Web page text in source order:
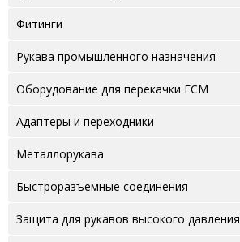
Фитинги
Рукава промышленного назначения
Оборудование для перекачки ГСМ
Адаптеры и переходники
Металлорукава
Быстроразъемные соединения
Защита для рукавов высокого давления